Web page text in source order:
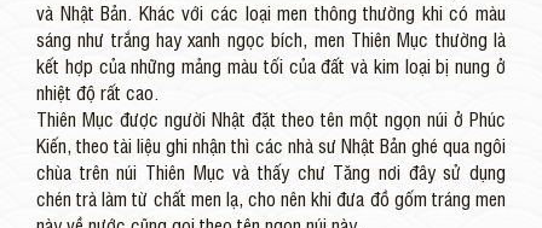
và Nhật Bản. Khác với các loại men thông thường khi có màu
sáng như trắng hay xanh ngọc bích, men Thiên Mục thường là
kết hợp của những mảng màu tối của đất và kim loại bị nung ở
nhiệt độ rất cao.
Thiên Mục được người Nhật đặt theo tên một ngọn núi ở Phúc
Kiến, theo tài liệu ghi nhận thì các nhà sư Nhật Bản ghé qua ngôi
chùa trên núi Thiên Mục và thấy chư Tăng nơi đây sử dụng
chén trà làm từ chất men lạ, cho nên khi đưa đồ gốm tráng men